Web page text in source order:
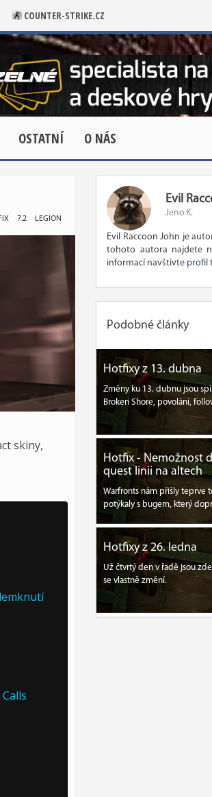
COUNTER-STRIKE.CZ
OSTATNÍ O NÁS
7.2 LEGION
skiny,
Evil
Jeno K.
Evil Raccoon John je
tohoto autora najdete
informací navštivte profil
Podobné články
Hotfixy z 13. dubna
Změny ku 13. dubnu jsou
Broken Shore, povolání,
Hotfix - Nemožnost
quest linii na altech
Warfronts nám přišly teprve
potýkaly s bugem, který
Hotfixy z 26. ledna
Už čtvrtý den v řadě jsou
se vlastně změní.